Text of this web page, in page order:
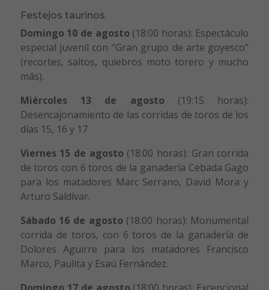
Festejos taurinos
Domingo 10 de agosto (18:00 horas): Espectáculo
especial juvenil con “Gran grupo de arte goyesco”
(recortes, saltos, quiebros moto torero y mucho
más).
Miércoles 13 de agosto (19:15 horas):
Desencajonamiento de las corridas de toros de los
días 15, 16 y 17
Viernes 15 de agosto (18:00 horas): Gran corrida
de toros con 6 toros de la ganadería Cebada Gago
para los matadores Marc Serrano, David Mora y
Arturo Saldívar.
Sábado 16 de agosto (18:00 horas): Monumental
corrida de toros, con 6 toros de la ganadería de
Dolores Aguirre para los matadores Francisco
Marco, Paulita y Esaú Fernández.